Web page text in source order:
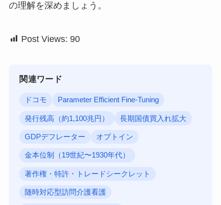
の理解を深めましょう。
Post Views: 90
関連ワード
ドコモ Parameter Efficient Fine-Tuning
発行残高（約1,100兆円） 長期国債買入れ拡大
GDPデフレーター オプトイン
金本位制（19世紀〜1930年代）
著作権・特許・トレードシークレット
随時対応型訪問介護看護